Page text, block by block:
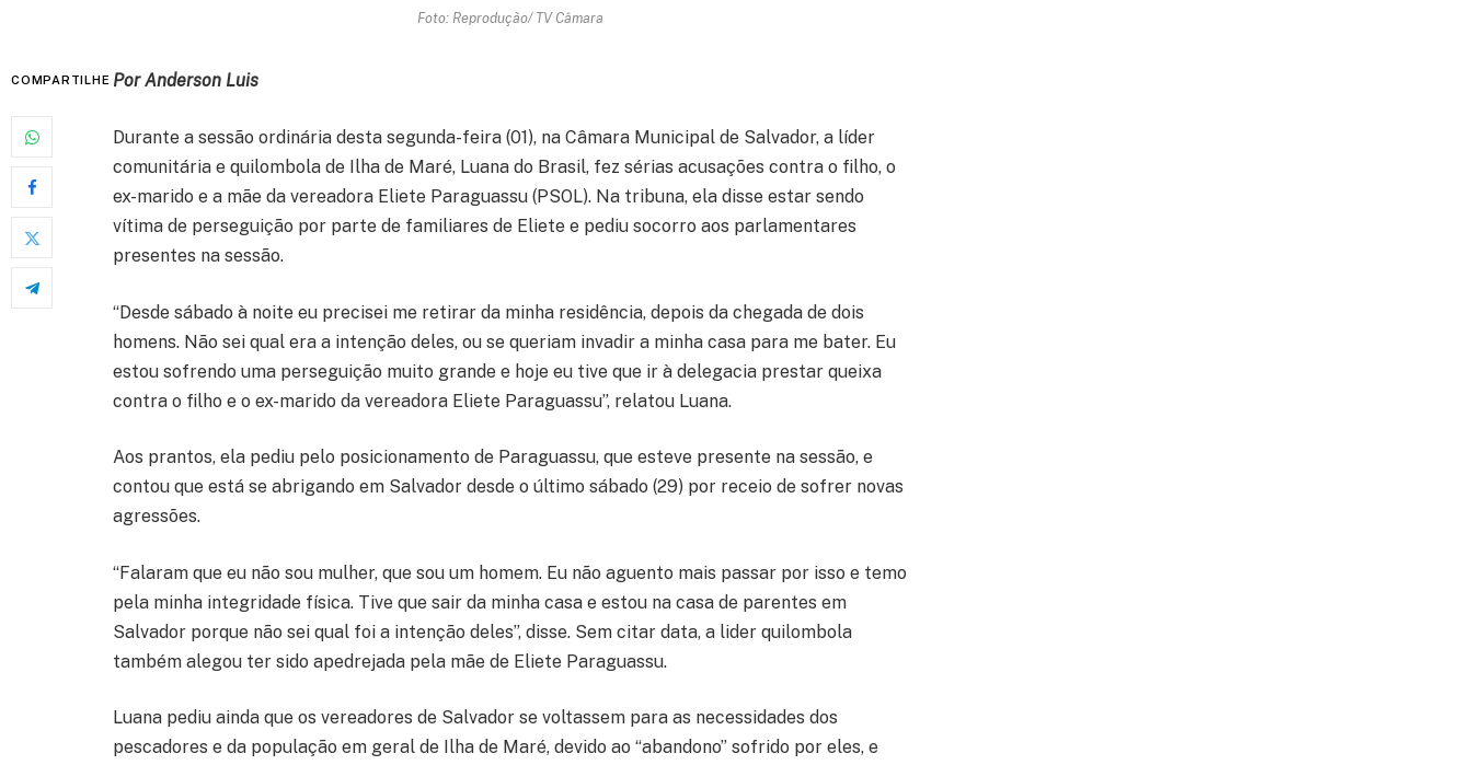
Foto: Reprodução/ TV Câmara
COMPARTILHE Por Anderson Luis
Durante a sessão ordinária desta segunda-feira (01), na Câmara Municipal de Salvador, a líder
comunitária e quilombola de Ilha de Maré, Luana do Brasil, fez sérias acusações contra o filho, o
ex-marido e a mãe da vereadora Eliete Paraguassu (PSOL). Na tribuna, ela disse estar sendo
vítima de perseguição por parte de familiares de Eliete e pediu socorro aos parlamentares
presentes na sessão.
“Desde sábado à noite eu precisei me retirar da minha residência, depois da chegada de dois
homens. Não sei qual era a intenção deles, ou se queriam invadir a minha casa para me bater. Eu
estou sofrendo uma perseguição muito grande e hoje eu tive que ir à delegacia prestar queixa
contra o filho e o ex-marido da vereadora Eliete Paraguassu”, relatou Luana.
Aos prantos, ela pediu pelo posicionamento de Paraguassu, que esteve presente na sessão, e
contou que está se abrigando em Salvador desde o último sábado (29) por receio de sofrer novas
agressões.
“Falaram que eu não sou mulher, que sou um homem. Eu não aguento mais passar por isso e temo
pela minha integridade física. Tive que sair da minha casa e estou na casa de parentes em
Salvador porque não sei qual foi a intenção deles”, disse. Sem citar data, a lider quilombola
também alegou ter sido apedrejada pela mãe de Eliete Paraguassu.
Luana pediu ainda que os vereadores de Salvador se voltassem para as necessidades dos
pescadores e da população em geral de Ilha de Maré, devido ao “abandono” sofrido por eles, e